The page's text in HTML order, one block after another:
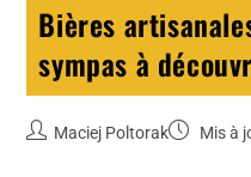
Bières
sympas à
Maciej Poltorak Mis à